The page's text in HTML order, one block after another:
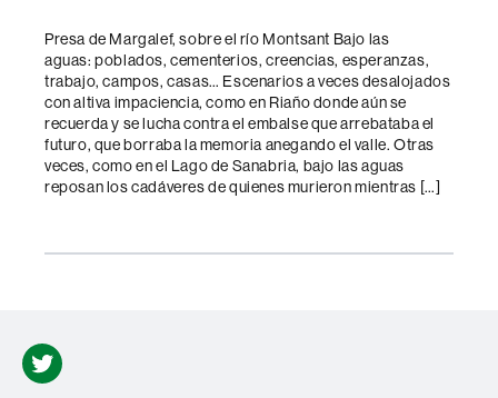
Presa de Margalef, sobre el río Montsant Bajo las
aguas: poblados, cementerios, creencias, esperanzas,
trabajo, campos, casas… Escenarios a veces desalojados
con altiva impaciencia, como en Riaño donde aún se
recuerda y se lucha contra el embalse que arrebataba el
futuro, que borraba la memoria anegando el valle. Otras
veces, como en el Lago de Sanabria, bajo las aguas
reposan los cadáveres de quienes murieron mientras […]
Twitter